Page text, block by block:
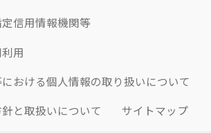
信用情報機関等
用
おける個人情報の取り扱いについて
と取扱いについて
サイトマップ